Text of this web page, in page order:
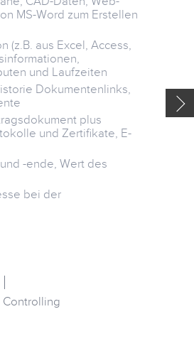
MS-Word zum Erstellen
aus Excel, Access,
und Laufzeiten
Dokumentenlinks,
plus
und Zertifikate, E-
-ende, Wert des
bei der